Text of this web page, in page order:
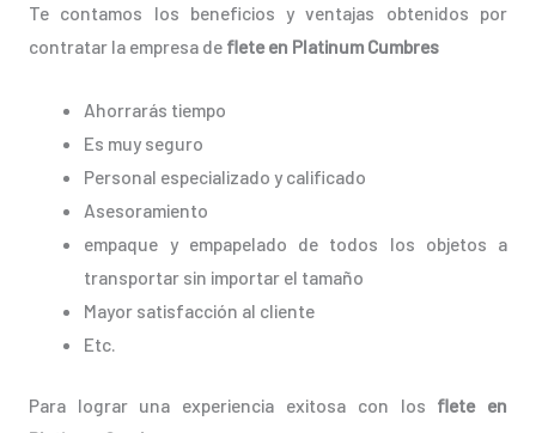
Te contamos los beneficios y ventajas obtenidos por
contratar la empresa de flete en Platinum Cumbres
Ahorrarás tiempo
Es muy seguro
Personal especializado y calificado
Asesoramiento
empaque y empapelado de todos los objetos a
transportar sin importar el tamaño
Mayor satisfacción al cliente
Etc.
Para lograr una experiencia exitosa con los flete en